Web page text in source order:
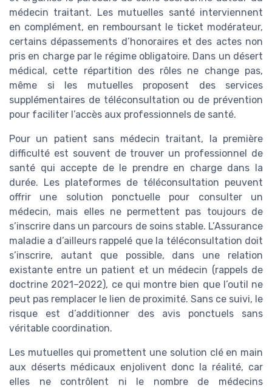
médecin traitant. Les mutuelles santé interviennent
en complément, en remboursant le ticket modérateur,
certains dépassements d’honoraires et des actes non
pris en charge par le régime obligatoire. Dans un désert
médical, cette répartition des rôles ne change pas,
même si les mutuelles proposent des services
supplémentaires de téléconsultation ou de prévention
pour faciliter l’accès aux professionnels de santé.
Pour un patient sans médecin traitant, la première
difficulté est souvent de trouver un professionnel de
santé qui accepte de le prendre en charge dans la
durée. Les plateformes de téléconsultation peuvent
offrir une solution ponctuelle pour consulter un
médecin, mais elles ne permettent pas toujours de
s’inscrire dans un parcours de soins stable. L’Assurance
maladie a d’ailleurs rappelé que la téléconsultation doit
s’inscrire, autant que possible, dans une relation
existante entre un patient et un médecin (rappels de
doctrine 2021–2022), ce qui montre bien que l’outil ne
peut pas remplacer le lien de proximité. Sans ce suivi, le
risque est d’additionner des avis ponctuels sans
véritable coordination.
Les mutuelles qui promettent une solution clé en main
aux déserts médicaux enjolivent donc la réalité, car
elles ne contrôlent ni le nombre de médecins